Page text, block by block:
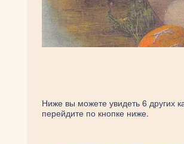
Ниже вы можете увидеть 6 других
перейдите по кнопке ниже.